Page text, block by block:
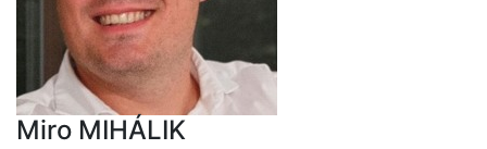
Miro MIHÁLIK